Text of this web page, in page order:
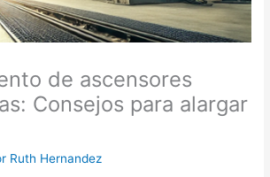
de ascensores
Consejos para alargar
Ruth Hernandez